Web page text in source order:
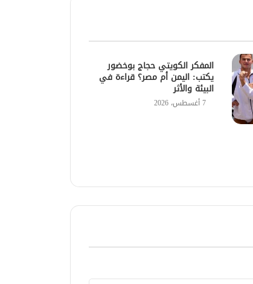
المفكر الكويتي حجاج بوخضور
يكتب: اليمن أم مصر؟ قراءة في
البيئة والأثر
7 أغسطس، 2026